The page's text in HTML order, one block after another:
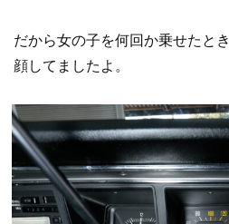
だから女の子を何回か乗せたと
顔してましたよ。